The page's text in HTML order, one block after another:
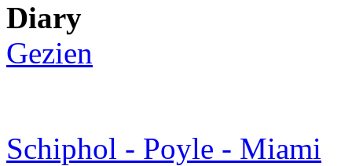
Diary
Gezien
Schiphol - Poyle - Miami